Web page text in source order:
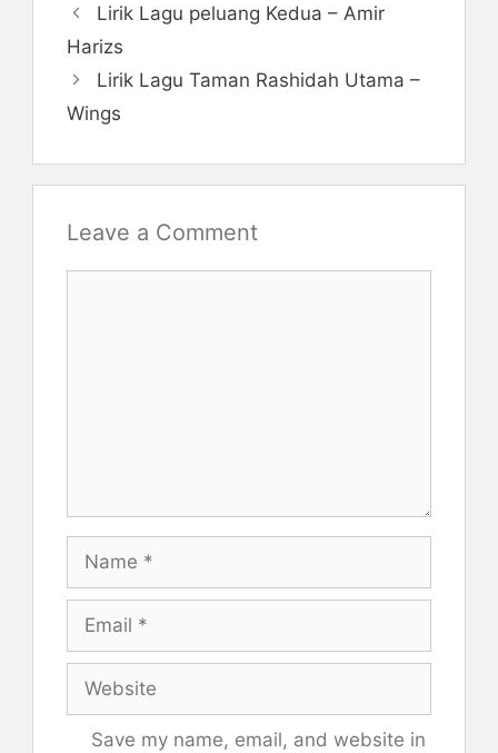
Lirik Lagu peluang Kedua – Amir
Harizs
Lirik Lagu Taman Rashidah Utama –
Wings
Leave a Comment
Save my name, email, and website in